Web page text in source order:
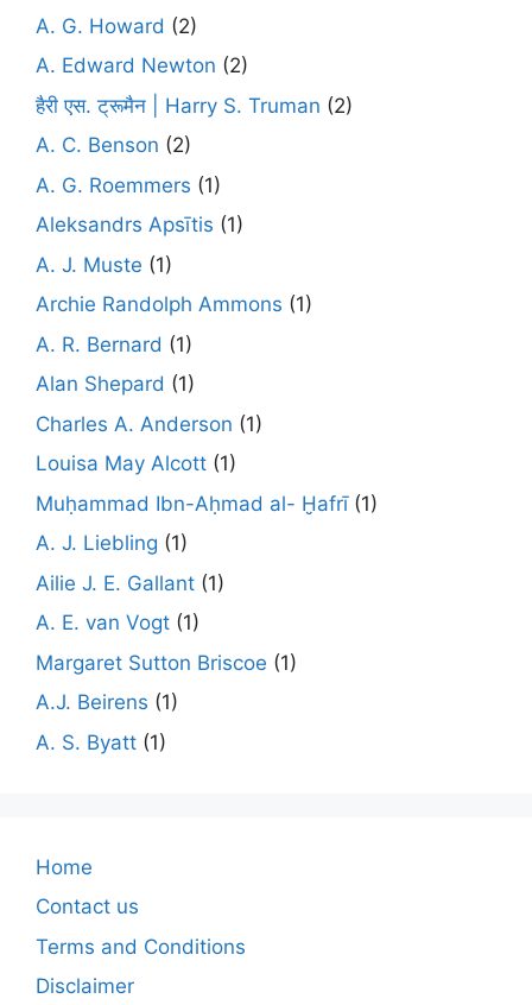
A. G. Howard (2)
A. Edward Newton (2)
हैरी एस. ट्रूमैन | Harry S. Truman (2)
A. C. Benson (2)
A. G. Roemmers (1)
Aleksandrs Apsītis (1)
A. J. Muste (1)
Archie Randolph Ammons (1)
A. R. Bernard (1)
Alan Shepard (1)
Charles A. Anderson (1)
Louisa May Alcott (1)
Muḥammad Ibn-Aḥmad al- Ḫafrī(1)
A. J. Liebling (1)
Ailie J. E. Gallant (1)
A. E. van Vogt (1)
Margaret Sutton Briscoe (1)
A.J. Beirens (1)
A. S. Byatt (1)
Home
Contact us
Terms and Conditions
Disclaimer